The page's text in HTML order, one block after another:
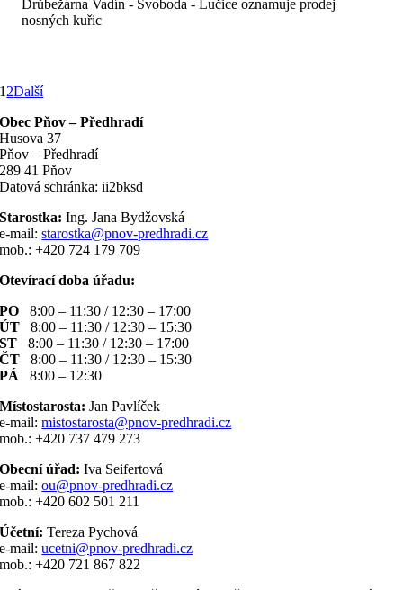
Drůbežárna Vadín - Svoboda - Lučice oznamuje prodej
nosných kuřic
1 2Další
Obec Pňov – Předhradí
Husova 37
Pňov – Předhradí
289 41 Pňov
Datová schránka: ii2bksd
Starostka: Ing. Jana Bydžovská
e-mail:starostka@pnov-predhradi.cz
mob.: +420 724 179 709
Otevírací doba úřadu:
PO
8:00 – 11:30 / 12:30 – 17:00
ÚT
8:00 – 11:30 / 12:30 – 15:30
ST
8:00 – 11:30 / 12:30 – 17:00
ČT
8:00 – 11:30 / 12:30 – 15:30
PÁ
8:00 – 12:30
Místostarosta: Jan Pavlíček
e-mail:mistostarosta@pnov-predhradi.cz
mob.: +420 737 479 273
Obecní úřad: Iva Seifertová
e-mail:ou@pnov-predhradi.cz
mob.: +420 602 501 211
Účetní: Tereza Pychová
e-mail:ucetni@pnov-predhradi.cz
mob.: +420 721 867 822